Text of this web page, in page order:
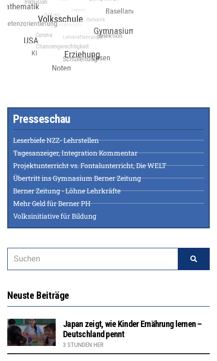
Presseschau
Leserbiefe NZZ- Lehrstellen
Tagesanzeiger, Integration Kommentar
Projektunterricht vs. Fontalunterricht, Die WELT
Übertritt ins Gymnasium Berner Zeitung
Berner Zeitung - Löhne Lehrkräfte
Mehr Geld für Berner PH
Volksinitiative für Bildung
Neuste Beiträge
Japan zeigt, wie Kinder Ernährung lernen –
Deutschland pennt
3 STUNDEN HER